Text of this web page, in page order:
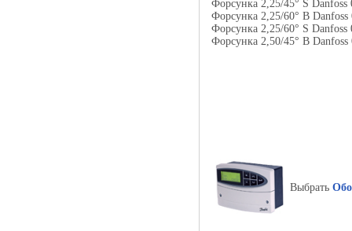
Форсунка 2,25/45° S
Форсунка 2,25/60° B
Форсунка 2,25/60° S
Форсунка 2,50/45° B
Выбрать